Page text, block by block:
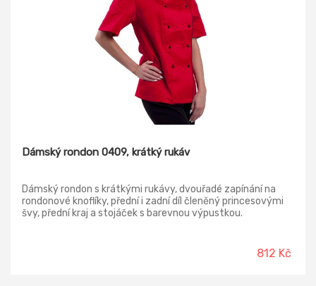
Dámský rondon 0409, krátký rukáv
Dámský rondon s krátkými rukávy, dvouřadé zapínání na
rondonové knoflíky, přední i zadní díl členěný princesovými
švy, přední kraj a stojáček s barevnou výpustkou.
812 Kč